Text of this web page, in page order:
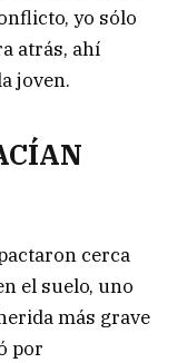
yo sólo
atrás, ahí
joven.
cerca
el suelo, uno
más grave
por